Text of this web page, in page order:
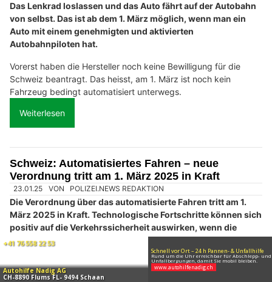
Das Lenkrad loslassen und das Auto fährt auf der Autobahn
von selbst. Das ist ab dem 1. März möglich, wenn man ein
Auto mit einem genehmigten und aktivierten
Autobahnpiloten hat.
Vorerst haben die Hersteller noch keine Bewilligung für die
Schweiz beantragt. Das heisst, am 1. März ist noch kein
Fahrzeug bedingt automatisiert unterwegs.
Weiterlesen
Schweiz: Automatisiertes Fahren – neue
Verordnung tritt am 1. März 2025 in Kraft
23.01.25 VON POLIZEI.NEWS REDAKTION
Die Verordnung über das automatisierte Fahren tritt am 1.
März 2025 in Kraft. Technologische Fortschritte können sich
positiv auf die Verkehrssicherheit auswirken, wenn die
Technologie zuverlässig funktioniert und richtig eingesetzt
Für die BFU ist es wichtig, dass diese Veränderungen